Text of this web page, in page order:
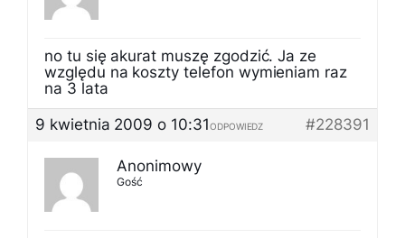
no tu się akurat muszę zgodzić. Ja ze
względu na koszty telefon wymieniam raz
na 3 lata
9 kwietnia 2009 o 10:31
#228391
ODPOWIEDZ
Anonimowy
Gość